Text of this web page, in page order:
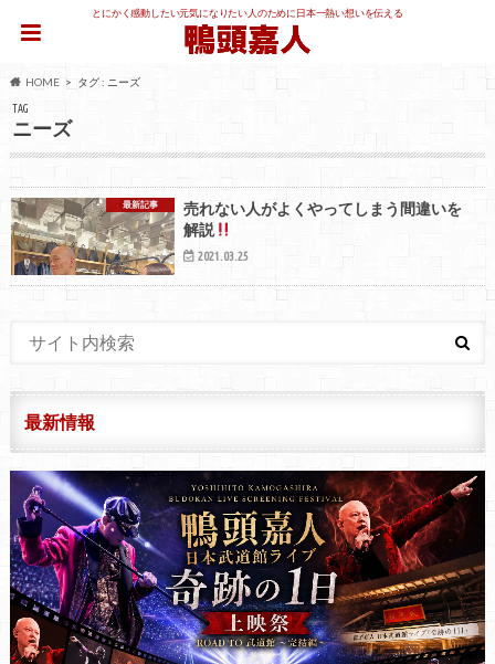
とにかく感動したい元気になりたい人のために日本一熱い想いを伝える
HOME タグ : ニーズ
TAG
ニーズ
最新記事
売れない人がよくやってしまう間違いを
解説
2021.03.25
最新情報